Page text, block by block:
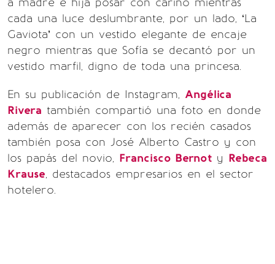
cada una luce deslumbrante, por un lado, ‘La
Gaviota’ con un vestido elegante de encaje
negro mientras que Sofía se decantó por un
vestido marfil, digno de toda una princesa.
En su publicación de Instagram, Angélica
Rivera también compartió una foto en donde
además de aparecer con los recién casados
también posa con José Alberto Castro y con
los papás del novio, Francisco Bernot y Rebeca
Krause, destacados empresarios en el sector
hotelero.